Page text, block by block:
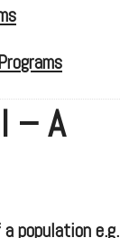
– A
population e.g.